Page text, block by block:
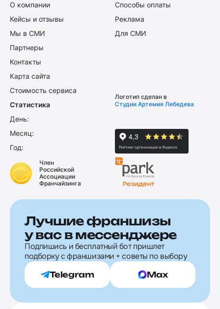
О компании
Кейсы и отзывы
Мы в СМИ
Партнеры
Контакты
Карта сайта
Стоимость сервиса
Способы оплаты
Реклама
Для СМИ
Статистика
День:
Месяц:
Год:
Логотип сделан в
Студии Артемия Лебедева
Член
Российской
Ассоциации
Франчайзинга
Лучшие франшизы
у вас в мессенджере
Подпишись и бесплатный бот пришлет
подборку с франшизами + советы по выбору
Telegram Max